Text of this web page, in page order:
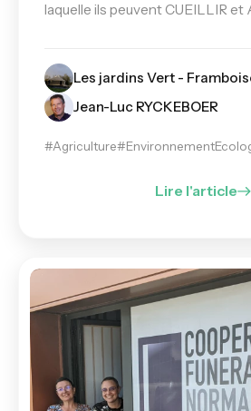
laquelle ils peuvent CUEILLIR et
Les jardins Vert -
Jean-Luc RYCKEBOER
#Agriculture
Lire l'article